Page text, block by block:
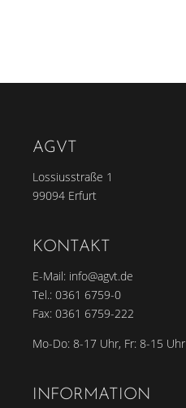
AGVT
Lossiusstraße 1
99094 Erfurt
KONTAKT
E-Mail: info@agvt.de
Tel.: 0361 6759-0
Fax: 0361 6759-222
Mo-Do: 8-17 Uhr, Fr: 8-15 Uhr
INFORMATION